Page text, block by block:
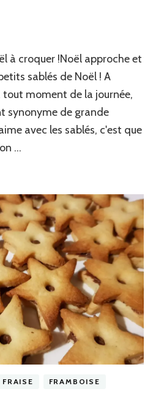
à croquer !Noël approche et
sablés de Noël ! A
tout moment de la journée,
synonyme de grande
avec les sablés, c'est que
…
FRAISE
FRAMBOISE